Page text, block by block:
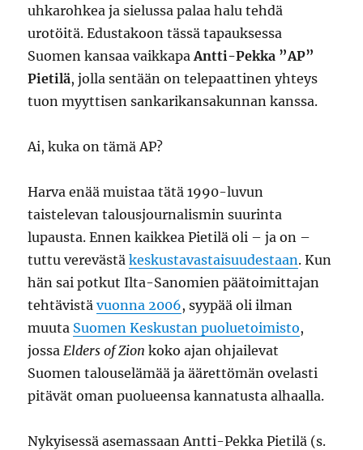
uhkarohkea ja sielussa palaa halu tehdä
urotöitä. Edustakoon tässä tapauksessa
Suomen kansaa vaikkapaAntti-Pekka ”AP”
Pietilä, jolla sentään on telepaattinen yhteys
tuon myyttisen sankarikansakunnan kanssa.
Ai, kuka on tämä AP?
Harva enää muistaa tätä 1990-luvun
taistelevan talousjournalismin suurinta
lupausta. Ennen kaikkea Pietilä oli – ja on –
tuttu verevästäkeskustavastaisuudestaan. Kun
hän sai potkut Ilta-Sanomien päätoimittajan
tehtävistävuonna 2006, syypää oli ilman
muuta Suomen Keskustan puoluetoimisto,
jossaElders of Zion koko ajan ohjailevat
Suomen talouselämää ja äärettömän ovelasti
pitävät oman puolueensa kannatusta alhaalla.
Nykyisessä asemassaan Antti-Pekka Pietilä (s.